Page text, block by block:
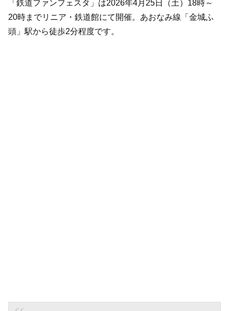
「鉄道ファンフェスタ」は2026年4月25日（土）18時～
20時までリニア・鉄道館にて開催。あおなみ線「金城ふ
頭」駅から徒歩2分程度です。